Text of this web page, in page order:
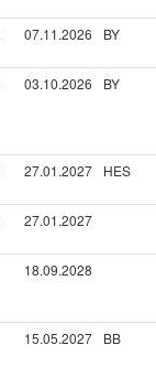
07.11.2026 BY
03.10.2026 BY
27.01.2027 HES
27.01.2027
18.09.2028
15.05.2027 BB